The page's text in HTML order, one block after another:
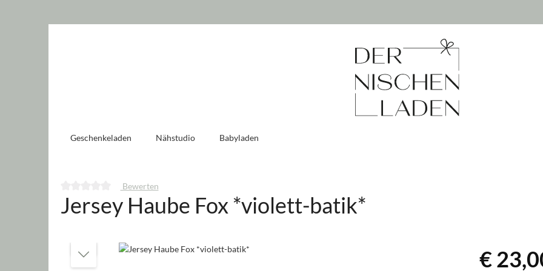
Geschenkeladen Nähstudio Babyladen
Durchschnittliche Bewertung von 0 von 5 Sternen
Bewerten
Jersey Haube Fox *violett-batik*
Bildergalerie überspringen €